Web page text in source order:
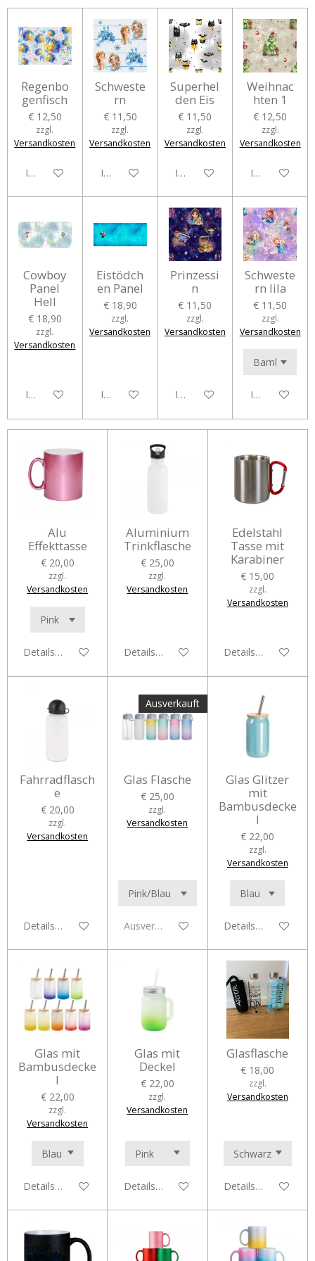
Regenbo
genfisch
€ 12,50
zzgl.
Versandkosten
In den Warenkorb
Schweste
rn
€ 11,50
zzgl.
Versandkosten
In den Warenkorb
Superhel
den Eis
€ 11,50
zzgl.
Versandkosten
In den Warenkorb
Weihnac
hten 1
€ 12,50
zzgl.
Versandkosten
In den
Cowboy
Panel
Hell
€ 18,90
zzgl.
Versandkosten
In den Warenkorb
Eistödch
en Panel
€ 18,90
zzgl.
Versandkosten
In den Warenkorb
Prinzessi
n
€ 11,50
zzgl.
Versandkosten
In den Warenkorb
Schweste
rn lila
€ 11,50
zzgl.
Versandkosten
In den
Alu
Effekttasse
€ 20,00
zzgl.
Versandkosten
Details anzeigen
Aluminium
Trinkflasche
€ 25,00
zzgl.
Versandkosten
Details anzeigen
Edelstahl
Tasse mit
Karabiner
€ 15,00
zzgl.
Versandkosten
Details anzeigen
Fahrradflasch
e
€ 20,00
zzgl.
Versandkosten
Details anzeigen
Ausverkauft
Glas Flasche
€ 25,00
zzgl.
Versandkosten
Ausverkauft
Glas Glitzer
mit
Bambusdecke
l
€ 22,00
zzgl.
Versandkosten
Details anzeigen
Glas mit
Bambusdecke
l
€ 22,00
zzgl.
Versandkosten
Details anzeigen
Glas mit
Deckel
€ 22,00
zzgl.
Versandkosten
Details anzeigen
Glasflasche
€ 18,00
zzgl.
Versandkosten
Details anzeigen